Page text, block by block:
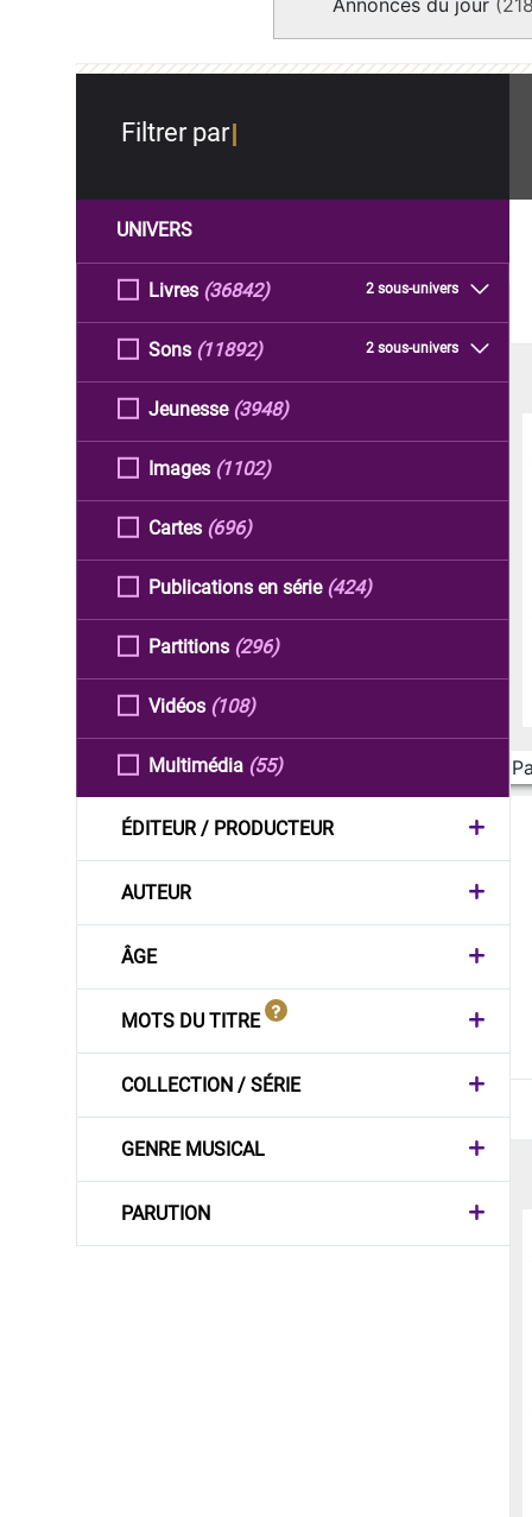
Filtrer par
UNIVERS
Livres 2 sous-univers
(36842)
Sons 2 sous-univers
(11892)
Jeunesse (3948)
Images (1102)
Cartes (696)
Publications en série (424)
Partitions (296)
Vidéos (108)
Multimédia (55)
ÉDITEUR / PRODUCTEUR
AUTEUR
ÂGE
MOTS DU TITRE
COLLECTION / SÉRIE
GENRE MUSICAL
PARUTION